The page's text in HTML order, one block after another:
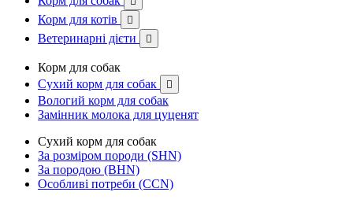
Корм для котів 
Ветеринарні дієти 
Корм для собак
Сухий корм для собак

Вологий корм для собак
Замінник молока для цуценят
Сухий корм для собак
За розміром породи (SHN)
За породою (BHN)
Особливі потреби (CCN)